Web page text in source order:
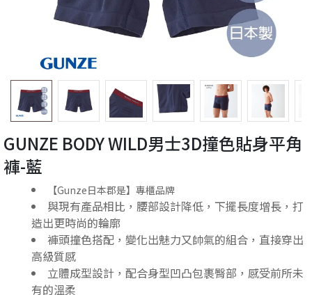
GUNZE BODY WILD男士3D撞色貼身平角
褲-藍
【Gunze日本郡是】專櫃品牌
與現有產品相比，腰部設計降低，下擺長度增長，打
造出更時尚的輪廓
褲頭撞色搭配，變化出魅力又帥氣的組合，直接穿出
高級質感
立體成型設計，配合身型凹凸包裹臀部，感受前所未
有的溫柔